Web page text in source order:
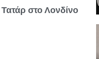
στο Λονδίνο